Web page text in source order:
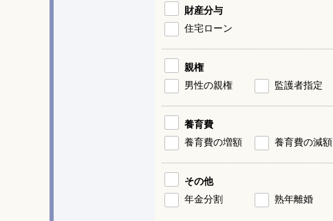
財産分与
住宅ローン
親権
男性の親権
監護者指定
養育費
養育費の増額
養育費の減額
その他
年金分割
熟年離婚